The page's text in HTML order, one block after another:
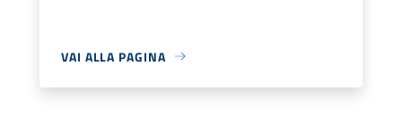
VAI ALLA PAGINA